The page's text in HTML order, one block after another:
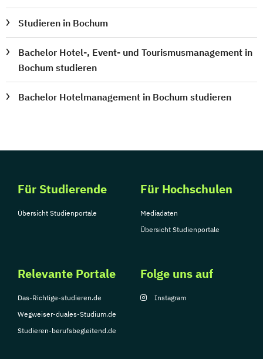
Studieren in Bochum
Bachelor Hotel-, Event- und Tourismusmanagement in
Bochum studieren
Bachelor Hotelmanagement in Bochum studieren
Für Studierende
Übersicht Studienportale
Für Hochschulen
Mediadaten
Übersicht Studienportale
Relevante Portale
Das-Richtige-studieren.de
Wegweiser-duales-Studium.de
Studieren-berufsbegleitend.de
Folge uns auf
Instagram